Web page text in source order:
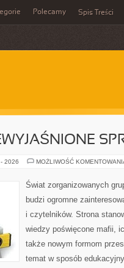
Polecamy Spis Treści
2026 MOŻLIWOŚĆ
Świat zorganizowanych
budzi ogromne
i czytelników. Strona
wiedzy poświęcone mafii,
także nowym formom
temat w sposób